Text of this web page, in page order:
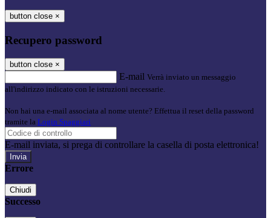
button close ×
Recupero password
button close ×
E-mail Verrà inviato un messaggio
all'indirizzo indicato con le istruzioni necessarie.
Non hai una e-mail associata al nome utente? Effettua il reset della password
tramite la Login Spaggiari
E-mail inviata, si prega di controllare la casella di posta elettronica!
Errore
Chiudi
Successo